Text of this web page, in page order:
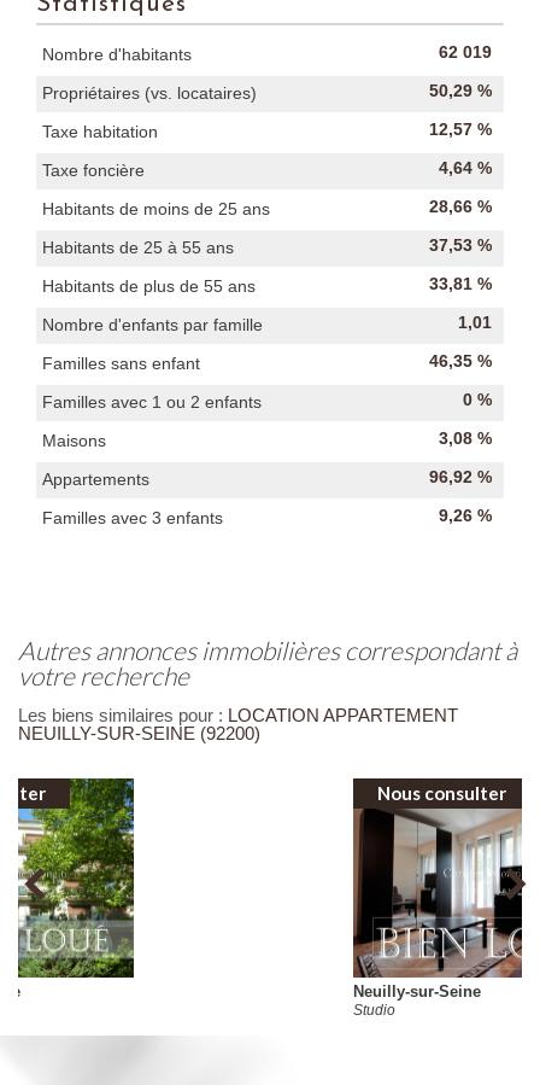
Nombre d'habitants 62 019
Propriétaires (vs. locataires) 50,29 %
Taxe habitation 12,57 %
Taxe foncière 4,64 %
Habitants de moins de 25 ans 28,66 %
Habitants de 25 à 55 ans 37,53 %
Habitants de plus de 55 ans 33,81 %
Nombre d'enfants par famille 1,01
Familles sans enfant 46,35 %
Familles avec 1 ou 2 enfants 0 %
Maisons 3,08 %
Appartements 96,92 %
Familles avec 3 enfants 9,26 %
autres annonces immobilières correspondant à
votre recherche
Les biens similaires pour : LOCATION APPARTEMENT
NEUILLY-SUR-SEINE (92200)